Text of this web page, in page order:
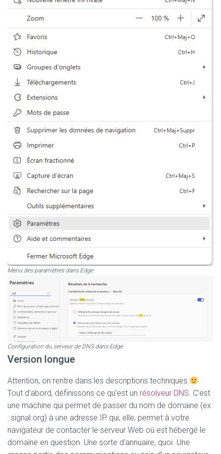
Menu des paramètres dans Edge
Configuration du serveur de DNS dans Edge
Version longue
Attention, on rentre dans les descriptions techniques
Tout d’abord, définissons ce qu’est un résolveur DNS. C’est
une machine qui permet de passer du nom de domaine (ex
: signal.org) à une adresse IP qui, elle, permet à votre
navigateur de contacter le serveur Web où est hébergé le
domaine en question. Une sorte d’annuaire, quoi. Une